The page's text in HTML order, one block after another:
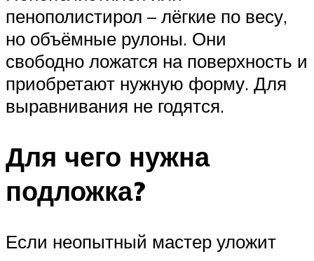
пенополистирол – лёгкие по весу,
но объёмные рулоны. Они
свободно ложатся на поверхность и
приобретают нужную форму. Для
выравнивания не годятся.
Для чего нужна
подложка?
Если неопытный мастер уложит